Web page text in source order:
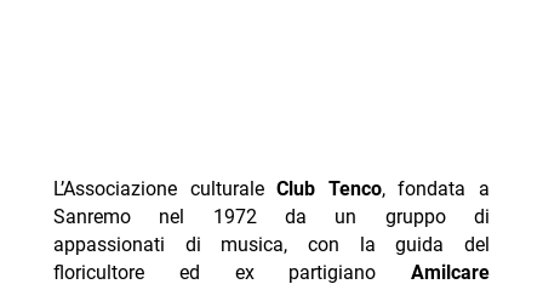
L’Associazione culturaleClub Tenco, fondata a
Sanremo nel 1972 da un gruppo di
appassionati di musica, con la guida del
floricultore ed ex partigianoAmilcare